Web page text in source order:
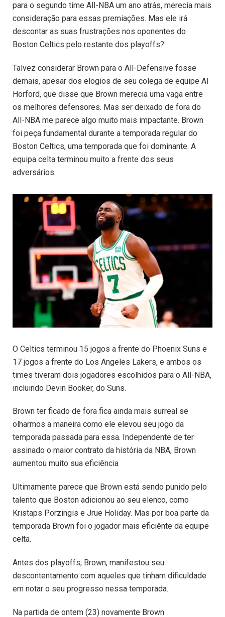
para o segundo time All-NBA um ano atrás, merecia mais
consideração para essas premiações. Mas ele irá
descontar as suas frustrações nos oponentes do
Boston Celtics pelo restante dos playoffs?
Talvez considerar Brown para o All-Defensive fosse
demais, apesar dos elogios de seu colega de equipe Al
Horford, que disse que Brown merecia uma vaga entre
os melhores defensores. Mas ser deixado de fora do
All-NBA me parece algo muito mais impactante. Brown
foi peça fundamental durante a temporada regular do
Boston Celtics, uma temporada que foi dominante. A
equipa celta terminou muito a frente dos seus
adversários.
O Celtics terminou 15 jogos a frente do Phoenix Suns e
17 jogos a frente do Los Angeles Lakers, e ambos os
times tiveram dois jogadores escolhidos para o All-NBA,
incluindo Devin Booker, do Suns.
Brown ter ficado de fora fica ainda mais surreal se
olharmos a maneira como ele elevou seu jogo da
temporada passada para essa. Independente de ter
assinado o maior contrato da história da NBA, Brown
aumentou muito sua eficiência
Ultimamente parece que Brown está sendo punido pelo
talento que Boston adicionou ao seu elenco, como
Kristaps Porzingis e Jrue Holiday. Mas por boa parte da
temporada Brown foi o jogador mais eficiênte da equipe
celta.
Antes dos playoffs, Brown, manifestou seu
descontentamento com aqueles que tinham dificuldade
em notar o seu progresso nessa temporada.
Na partida de ontem (23) novamente Brown